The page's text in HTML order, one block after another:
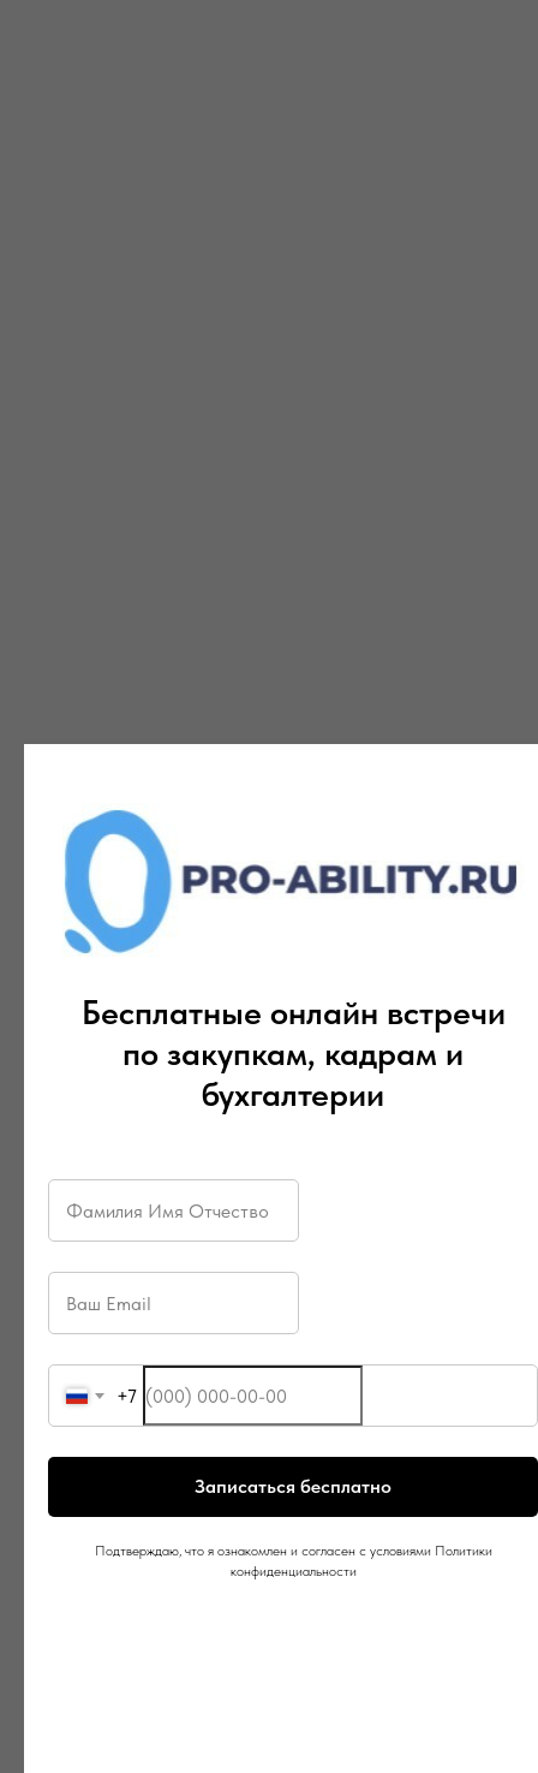
Бесплатные онлайн встречи
по закупкам, кадрам и
бухгалтерии
+7
Записаться бесплатно
Подтверждаю, что я ознакомлен и согласен с условиями Политики
конфиденциальности